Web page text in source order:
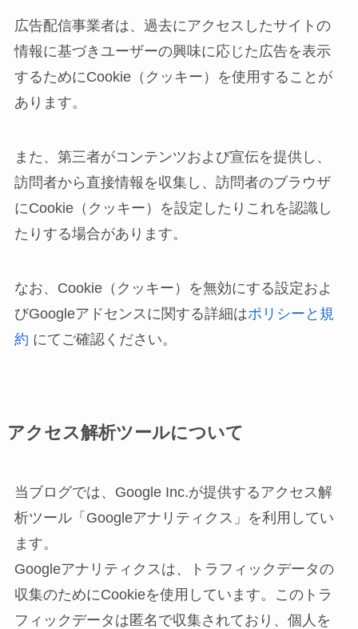
広告配信事業者は、過去にアクセスしたサイトの
情報に基づきユーザーの興味に応じた広告を表示
するためにCookie（クッキー）を使用することが
あります。
また、第三者がコンテンツおよび宣伝を提供し、
訪問者から直接情報を収集し、訪問者のブラウザ
にCookie（クッキー）を設定したりこれを認識し
たりする場合があります。
なお、Cookie（クッキー）を無効にする設定およ
びGoogleアドセンスに関する詳細はポリシーと規
約 にてご確認ください。
アクセス解析ツールについて
当ブログでは、Google Inc.が提供するアクセス解
析ツール「Googleアナリティクス」を利用してい
ます。
Googleアナリティクスは、トラフィックデータの
収集のためにCookieを使用しています。このトラ
フィックデータは匿名で収集されており、個人を